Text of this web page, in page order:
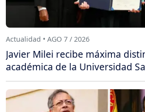
Actualidad • AGO 7 / 2026
Javier Milei recibe máxima
académica de la Universidad